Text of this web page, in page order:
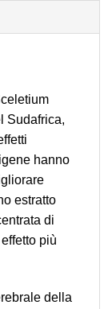
Sudafrica,
hanno
estratto
di
più
della